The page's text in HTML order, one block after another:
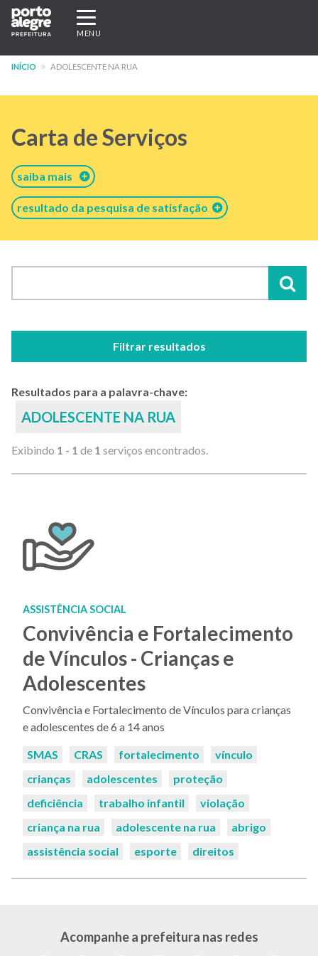
Pular
para
conteúdo
Expandir/recolher
navegação
MENU
INÍCIO ADOLESCENTE NA RUA
Carta de Serviços
saiba mais
resultado da pesquisa de satisfação
Filtrar resultados
Resultados para a palavra-chave:
ADOLESCENTE NA RUA
Exibindo 1 - 1 de 1 serviços encontrados.
ASSISTÊNCIA SOCIAL
Convivência e Fortalecimento
de Vínculos - Crianças e
Adolescentes
Convivência e Fortalecimento de Vínculos para crianças
e adolescentes de 6 a 14 anos
Palavras-
SMAS CRAS fortalecimento
vínculo
crianças
adolescentes
proteção
deficiência
trabalho infantil
violação
criança na rua
adolescente na rua
abrigo
assistência social
esporte direitos
Acompanhe a prefeitura nas redes